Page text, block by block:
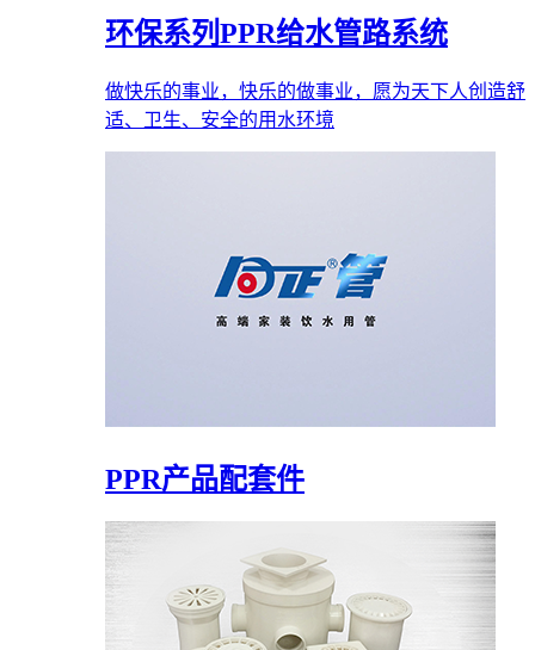
环保系列PPR给水管路系统
做快乐的事业，快乐的做事业，愿为天下人创造舒
适、卫生、安全的用水环境
PPR产品配套件